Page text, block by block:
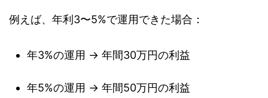
例えば、年利3〜5%で運用できた場合：
年3%の運用 → 年間30万円の利益
年5%の運用 → 年間50万円の利益